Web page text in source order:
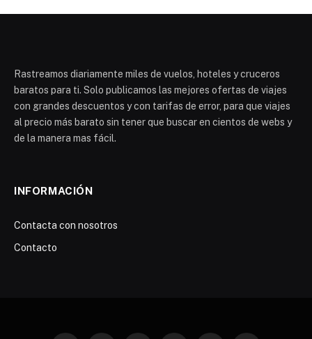
Rastreamos diariamente miles de vuelos, hoteles y cruceros
baratos para ti. Solo publicamos las mejores ofertas de viajes
con grandes descuentos y con tarifas de error, para que viajes
al precio más barato sin tener que buscar en cientos de webs y
de la manera mas fácil.
INFORMACIÓN
Contacta con nosotros
Contacto